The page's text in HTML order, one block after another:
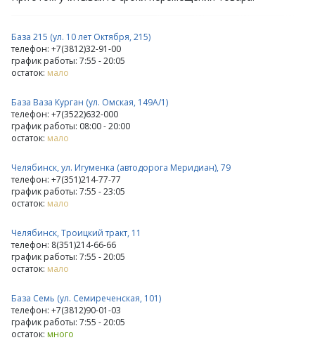
База 215 (ул. 10 лет Октября, 215)
телефон: +7(3812)32-91-00
график работы: 7:55 - 20:05
остаток: мало
База Ваза Курган (ул. Омская, 149А/1)
телефон: +7(3522)632-000
график работы: 08:00 - 20:00
остаток: мало
Челябинск, ул. Игуменка (автодорога Меридиан), 79
телефон: +7(351)214-77-77
график работы: 7:55 - 23:05
остаток: мало
Челябинск, Троицкий тракт, 11
телефон: 8(351)214-66-66
график работы: 7:55 - 20:05
остаток: мало
База Семь (ул. Семиреченская, 101)
телефон: +7(3812)90-01-03
график работы: 7:55 - 20:05
остаток: много